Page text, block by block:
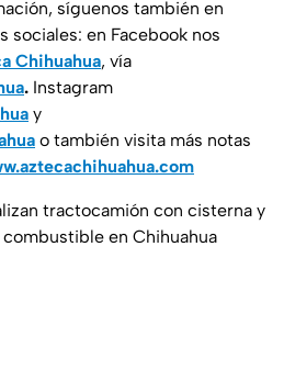
síguenos también en
sociales: en Facebook nos
Chihuahua, vía
. Instagram
y
o también visita más notas
tractocamión con cisterna y
en Chihuahua